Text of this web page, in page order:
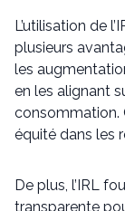
L’utilisation de
plusieurs
les
en les alignant
consommation.
équité dans les
De plus, l’IRL
transparente